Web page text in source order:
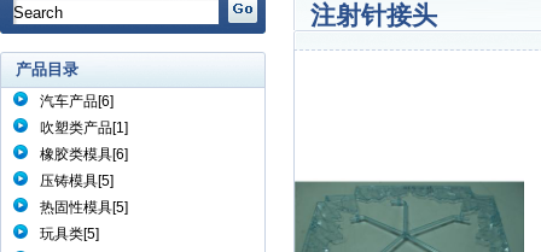
产品目录
汽车产品[6]
吹塑类产品[1]
橡胶类模具[6]
压铸模具[5]
热固性模具[5]
玩具类[5]
注射针接头